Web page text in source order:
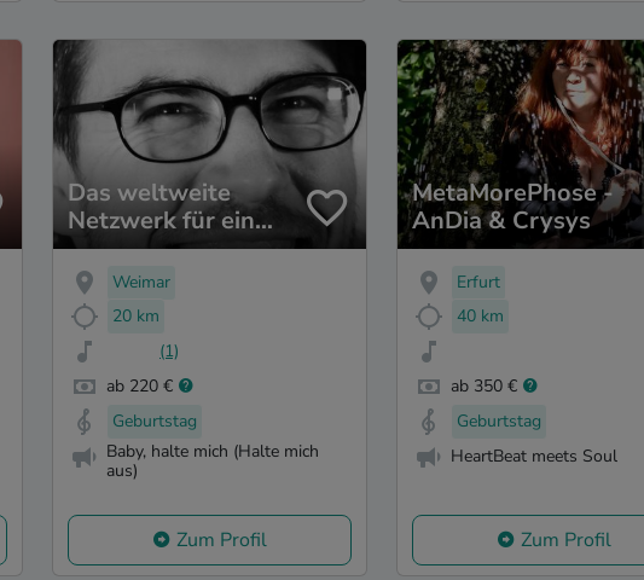
Das weltweite
Netzwerk für ein
bedingungsloses
Grundeinkommen
Weimar
20 km
(1)
ab 220 €
Geburtstag
Baby, halte mich (Halte mich
aus)
Zum Profil
MetaMorePhose -
AnDia & Crysys
Erfurt
40 km
ab 350 €
Geburtstag
HeartBeat meets Soul
Zum Profil